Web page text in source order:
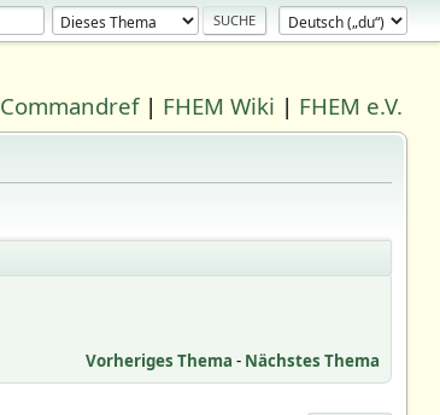
Commandref| FHEM Wiki | FHEM e.V.
Vorheriges Thema - Nächstes Thema